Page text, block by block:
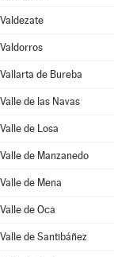
Valdezate
Valdorros
Vallarta de Bureba
Valle de las Navas
Valle de Losa
Valle de Manzanedo
Valle de Mena
Valle de Oca
Valle de Santibáñez